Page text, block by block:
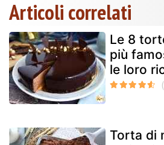
Articoli correlati
Le 8
più
le loro
Torta di